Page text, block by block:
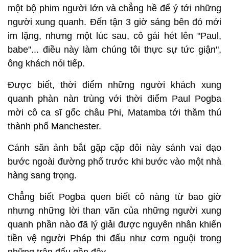
một bộ phim người lớn và chẳng hề để ý tới những
người xung quanh. Đến tận 3 giờ sáng bên đó mới
im lặng, nhưng một lúc sau, cô gái hét lên "Paul,
babe"... điều này làm chúng tôi thực sự tức giận",
ông khách nói tiếp.
Được biết, thời điểm những người khách xung
quanh phàn nàn trùng với thời điểm Paul Pogba
mời cô ca sĩ gốc châu Phi, Matamba tới thăm thú
thành phố Manchester.
Cánh săn ảnh bắt gặp cặp đôi này sánh vai dạo
bước ngoài đường phố trước khi bước vào một nhà
hàng sang trọng.
Chẳng biết Pogba quen biết cô nàng từ bao giờ
nhưng những lời than vãn của những người xung
quanh phần nào đã lý giải được nguyên nhân khiến
tiền vệ người Pháp thi đấu như cơm nguội trong